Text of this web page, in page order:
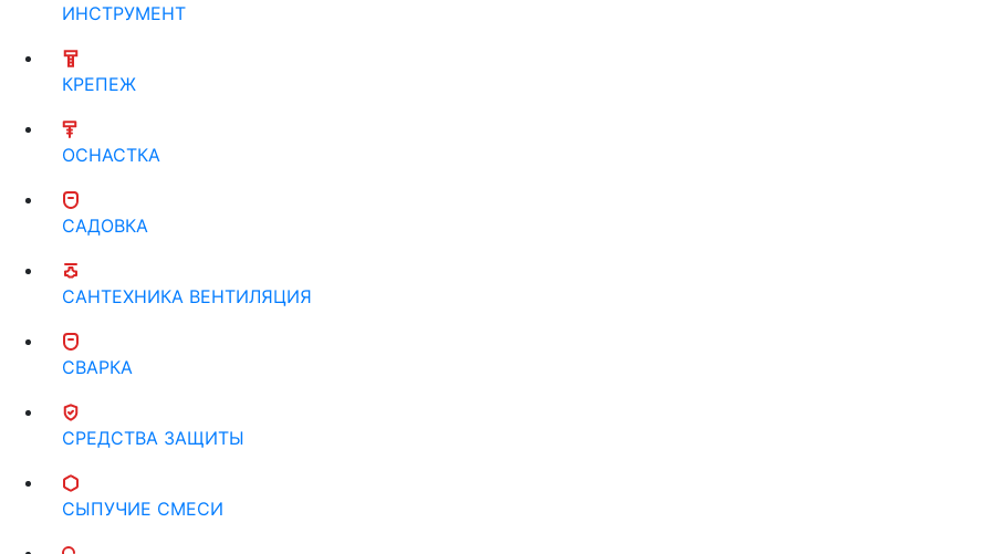
ИНСТРУМЕНТ
КРЕПЕЖ
ОСНАСТКА
САДОВКА
САНТЕХНИКА ВЕНТИЛЯЦИЯ
СВАРКА
СРЕДСТВА ЗАЩИТЫ
СЫПУЧИЕ СМЕСИ